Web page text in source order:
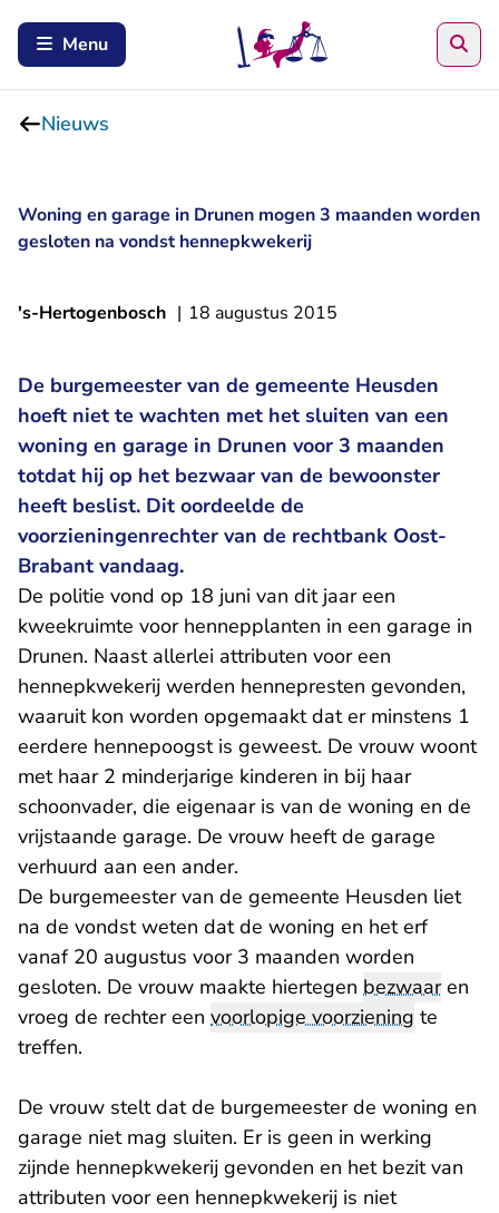
Menu
Nieuws
Woning en garage in Drunen mogen 3 maanden worden
gesloten na vondst hennepkwekerij
's-Hertogenbosch | 18 augustus 2015
De burgemeester van de gemeente Heusden
hoeft niet te wachten met het sluiten van een
woning en garage in Drunen voor 3 maanden
totdat hij op het bezwaar van de bewoonster
heeft beslist. Dit oordeelde de
voorzieningenrechter van de rechtbank Oost-
Brabant vandaag.
De politie vond op 18 juni van dit jaar een
kweekruimte voor hennepplanten in een garage in
Drunen. Naast allerlei attributen voor een
hennepkwekerij werden hennepresten gevonden,
waaruit kon worden opgemaakt dat er minstens 1
eerdere hennepoogst is geweest. De vrouw woont
met haar 2 minderjarige kinderen in bij haar
schoonvader, die eigenaar is van de woning en de
vrijstaande garage. De vrouw heeft de garage
verhuurd aan een ander.
De burgemeester van de gemeente Heusden liet
na de vondst weten dat de woning en het erf
vanaf 20 augustus voor 3 maanden worden
gesloten. De vrouw maakte hiertegen bezwaaren
vroeg de rechter een voorlopige voorziening te
treffen.
De vrouw stelt dat de burgemeester de woning en
garage niet mag sluiten. Er is geen in werking
zijnde hennepkwekerij gevonden en het bezit van
attributen voor een hennepkwekerij is niet